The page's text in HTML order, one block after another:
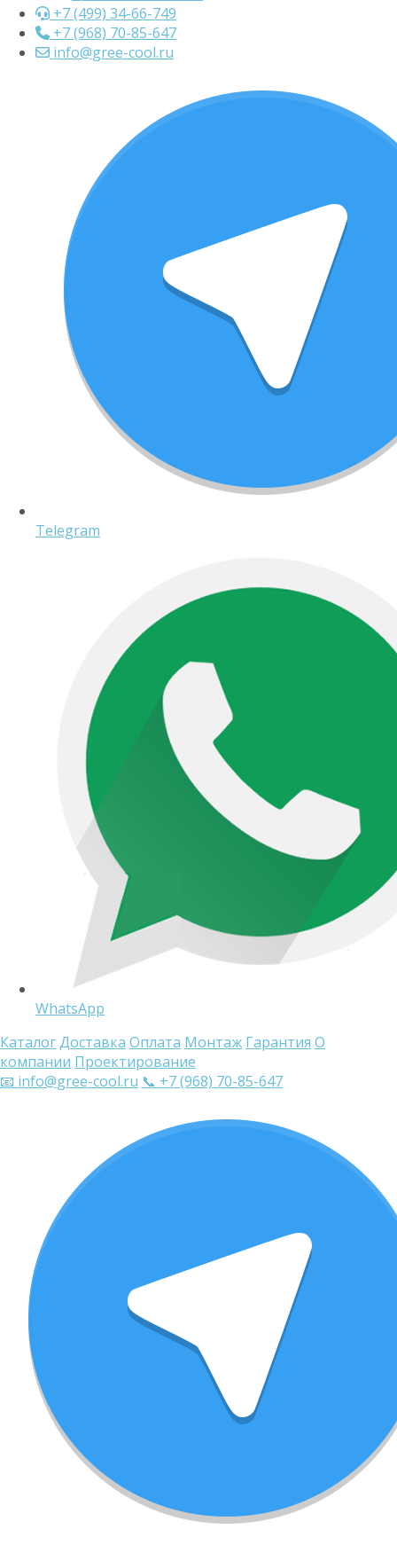
+7 (499) 34-66-749
+7 (968) 70-85-647
info@gree-cool.ru
Telegram
WhatsApp
КаталогДоставка Оплата Монтаж Гарантия О
компании Проектирование
📧 info@gree-cool.ru 📞 +7 (968) 70-85-647